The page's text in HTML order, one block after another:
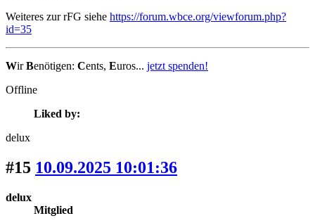
Weiteres zur rFG siehe https://forum.wbce.org/viewforum.php?
id=35
WirBenötigen: Cents, Euros... jetzt spenden!
Offline
Liked by:
delux
#15 10.09.2025 10:01:36
delux
Mitglied